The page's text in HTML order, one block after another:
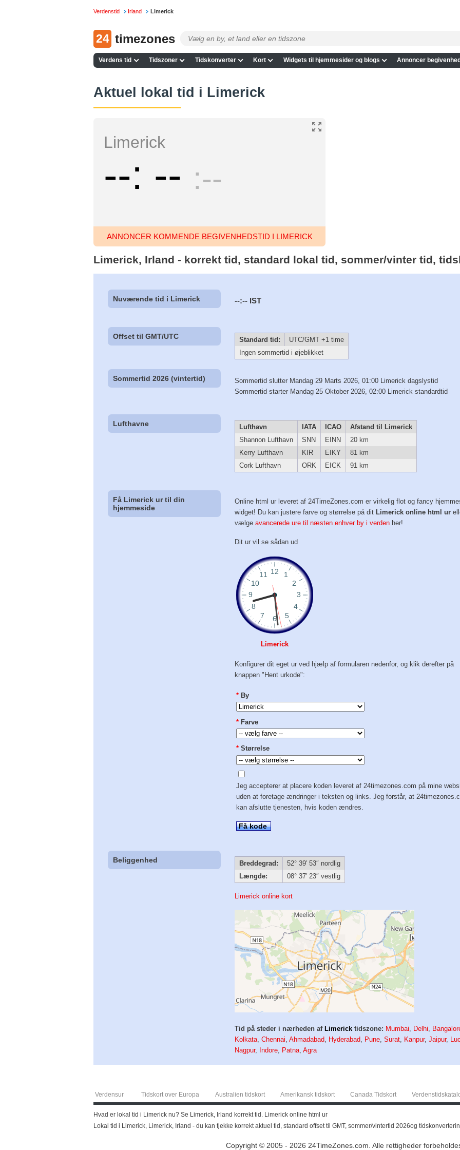
Verdenstid Irland Limerick
24 timezones
Verdens tid Tidszoner Tidskonverter Kort Widgets til hjemmesider og blogs Annoncer
Aktuel lokal tid i Limerick
Limerick
-- -- --
ANNONCER KOMMENDE BEGIVENHEDSTID I LIMERICK
Limerick, Irland - korrekt tid, standard lokal tid, sommer/vinter tid,
Nuværende tid i Limerick --:-- IST
Offset til GMT/UTC Standard tid:
UTC/GMT +1 time
Ingen sommertid i øjeblikket
Sommertid 2026 (vintertid)
Sommertid slutter Mandag 29 Marts 2026, 01:00 Limerick dagslystid
Sommertid starter Mandag 25 Oktober 2026, 02:00 Limerick standardtid
Lufthavne Lufthavn IATA ICAO
Afstand til Limerick
Shannon Lufthavn
SNN EINN
20 km
Kerry Lufthavn
KIR EIKY
81 km
Cork Lufthavn
ORK EICK 91 km
Få Limerick ur til din
hjemmeside
Online html ur leveret af 24TimeZones.com er virkelig flot og fancy
widget! Du kan justere farve og størrelse på dit Limerick online html ur
vælgeavancerede ure til næsten enhver by i verden her!
Dit ur vil se sådan ud
Limerick
Konfigurer dit eget ur ved hjælp af formularen nedenfor, og klik derefter på
knappen "Hent urkode":
* By
* Farve
* Størrelse
Jeg accepterer at placere koden leveret af 24timezones.com på mine
uden at foretage ændringer i teksten og links. Jeg forstår, at
kan afslutte tjenesten, hvis koden ændres.
Få kode
Beliggenhed Breddegrad:
52° 39′ 53″ nordlig
Længde:
08° 37′ 23″ vestlig
Limerick online kort
Tid på steder i nærheden af Limerick tidszone: Mumbai, Delhi,
Kolkata,Chennai,Ahmadabad, Hyderabad, Pune,Surat, Kanpur,Jaipur,
Nagpur, Indore, Patna,Agra
Verdensur Tidskort over Europa Australien tidskort Amerikansk tidskort Canada Tidskort
Hvad er lokal tid i Limerick nu? Se Limerick, Irland korrekt tid. Limerick online html ur
Lokal tid i Limerick, Limerick, Irland - du kan tjekke korrekt aktuel tid, standard offset til GMT, sommer/vintertid 2026og
Copyright © 2005 - 2026 24TimeZones.com. Alle rettigheder